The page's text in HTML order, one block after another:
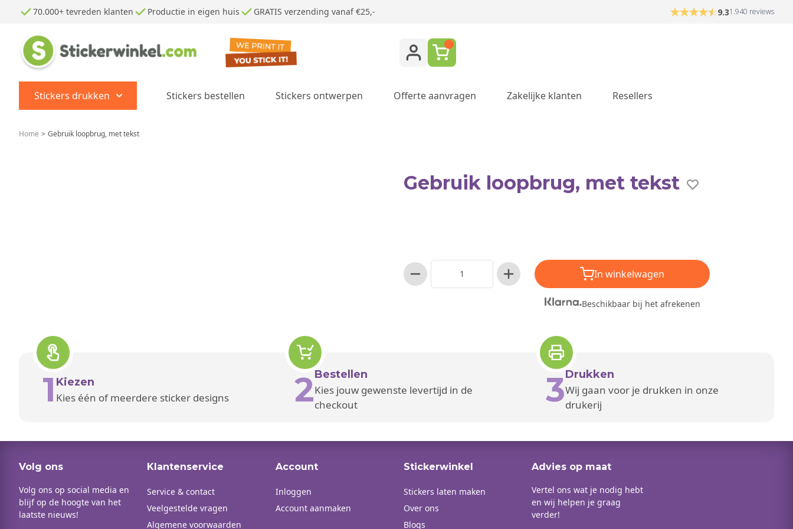
Ga naar de inhoud
70.000+ tevreden klanten Productie in eigen huis GRATIS verzending vanaf €25,- 9.31.940 reviews
Stickers drukken
Show submenu for Stickers drukken category
Stickers bestellen Stickers ontwerpen Offerte aanvragen Zakelijke klanten Resellers
Home > Gebruik loopbrug, met tekst
Gebruik loopbrug, met tekst
In winkelwagen
Beschikbaar bij het afrekenen
1 Kiezen
Kies één of meerdere sticker designs 2Bestellen
Kies jouw gewenste levertijd in de
checkout
3Drukken
Wij gaan voor je drukken in onze
drukerij
Volg ons
Volg ons op social media en
blijf op de hoogte van het
laatste nieuws!
Klantenservice
Service & contact
Veelgestelde vragen
Algemene voorwaarden
Account
Inloggen
Account aanmaken
Stickerwinkel
Stickers laten maken
Over ons
Blogs
Advies op maat
Vertel ons wat je nodig hebt
en wij helpen je graag
verder!